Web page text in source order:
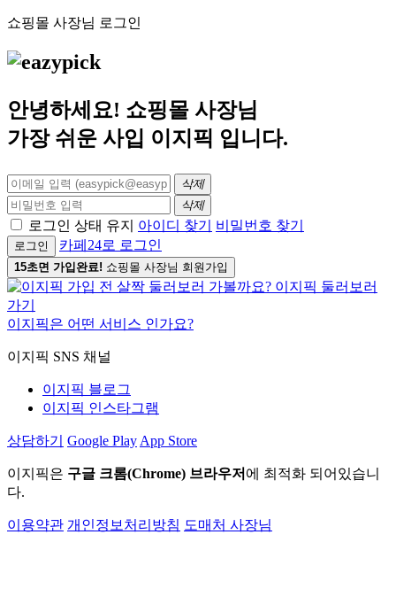
쇼핑몰 사장님 로그인
안녕하세요! 쇼핑몰 사장님
가장 쉬운 사입 이지픽 입니다.
삭제
삭제
로그인 상태 유지 아이디 찾기 비밀번호 찾기
로그인 카페24로 로그인
15초면 가입완료! 쇼핑몰 사장님 회원가입
이지픽은 어떤 서비스 인가요?
이지픽 SNS 채널
이지픽 블로그
이지픽 인스타그램
상담하기 Google Play App Store
이지픽은 구글 크롬(Chrome) 브라우저 에 최적화 되어있습니
다.
이용약관 개인정보처리방침 도매처 사장님